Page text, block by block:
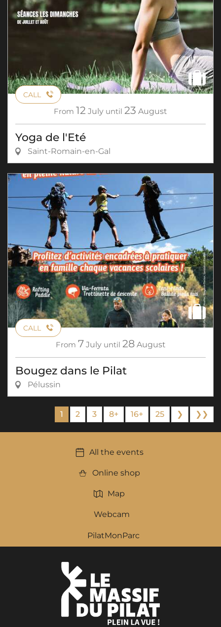
CALL
From 12 July until 23 August
Yoga de l'Eté
Saint-Romain-en-Gal
CALL
From 7 July until 28 August
Bougez dans le Pilat
Pélussin
1 2 3 8+ 16+ 25 ❯ ❯❯
All the events
Online shop
Map
Webcam
PilatMonParc